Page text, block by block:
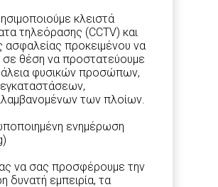
κλειστά
τηλεόρασης (CCTV) και
ασφαλείας προκειμένου να
σε θέση να προστατεύουμε
φυσικών προσώπων,
των πλοίων.
ενημέρωση
να σας προσφέρουμε την
δυνατή εμπειρία, τα